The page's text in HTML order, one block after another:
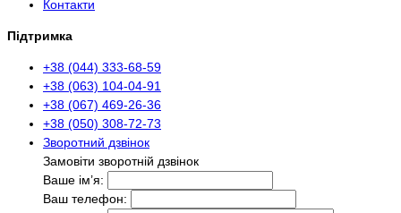
Контакти
Підтримка
+38 (044) 333-68-59
+38 (063) 104-04-91
+38 (067) 469-26-36
+38 (050) 308-72-73
Зворотний дзвінок
Замовіти зворотній дзвінок
Ваше ім’я:
Ваш телефон: